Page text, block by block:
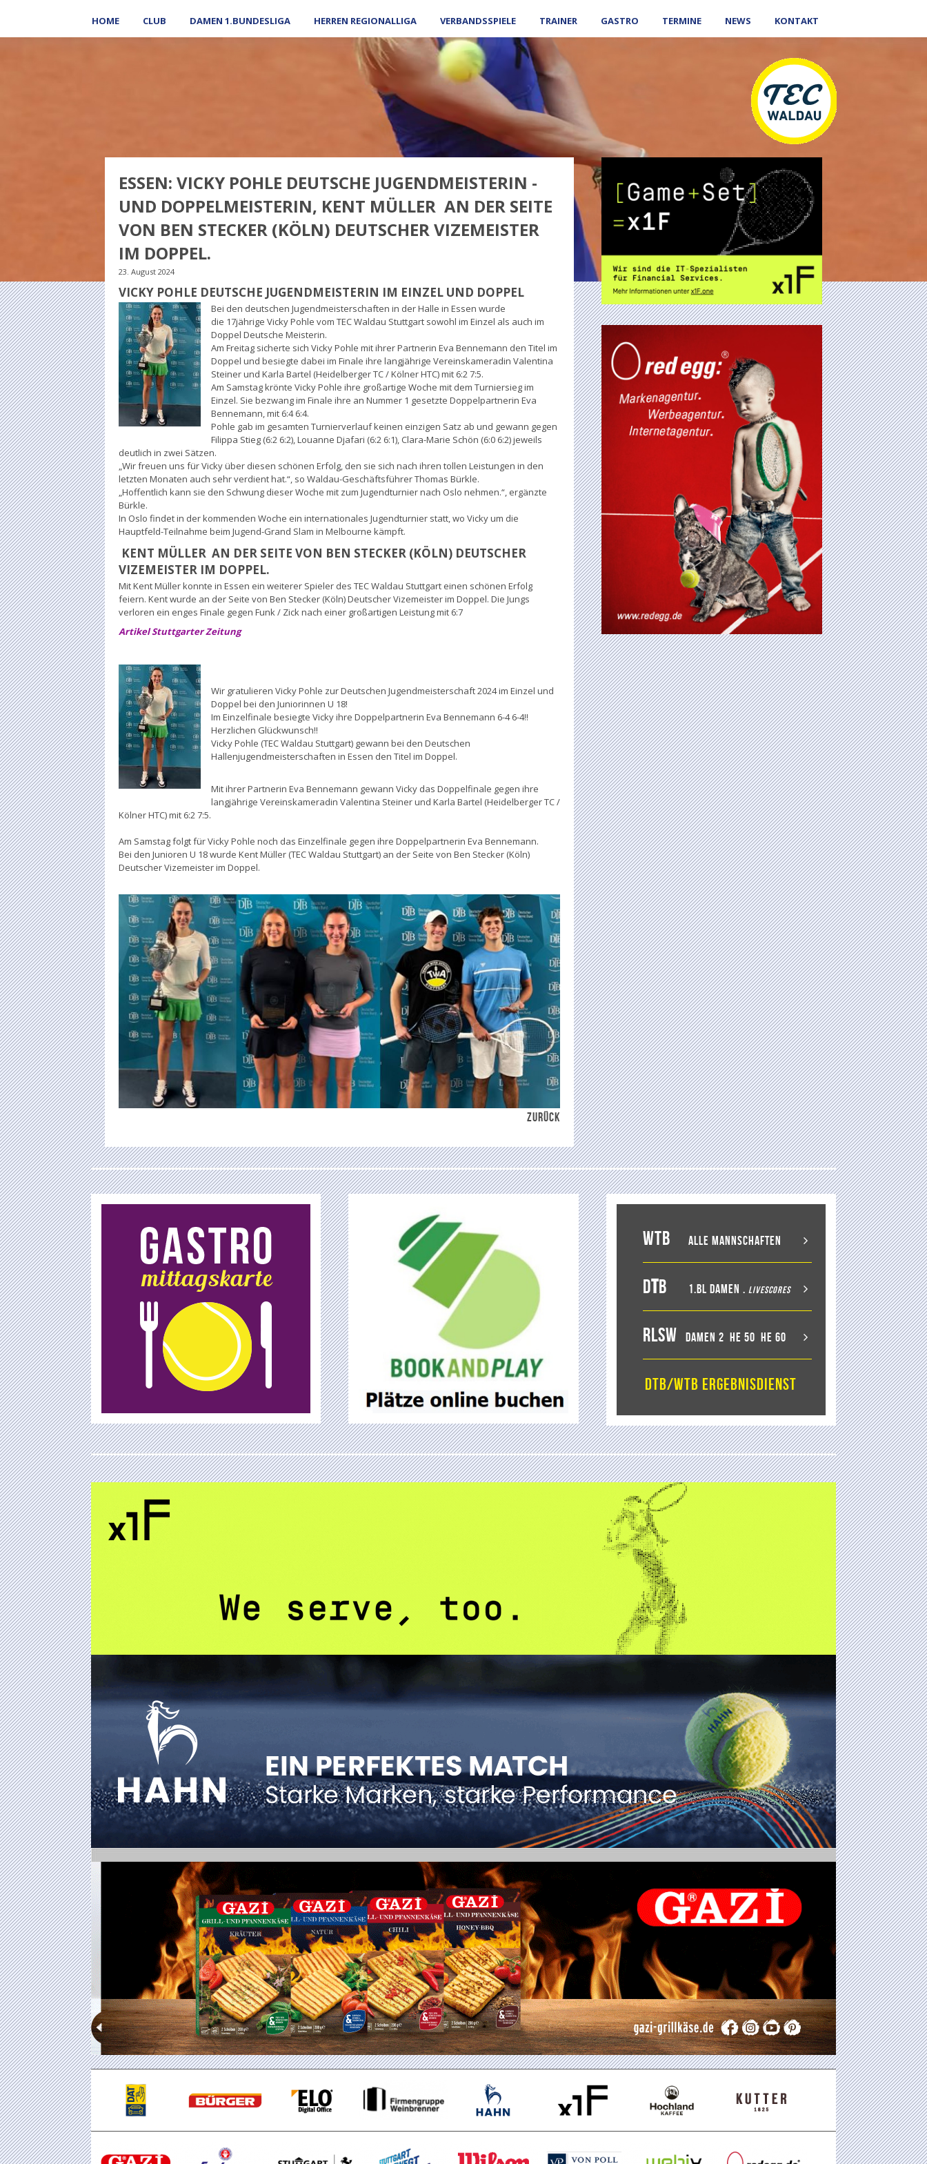
HOME CLUB DAMEN 1.BUNDESLIGA HERREN REGIONALLIGA VERBANDSSPIELE TRAINER GASTRO TERMINE NEWS KONTAKT
ESSEN: VICKY POHLE DEUTSCHE JUGENDMEISTERIN -
UND DOPPELMEISTERIN, KENT MÜLLER AN DER SEITE
VON BEN STECKER (KÖLN) DEUTSCHER VIZEMEISTER
IM DOPPEL.
23. August 2024
VICKY POHLE DEUTSCHE JUGENDMEISTERIN IM EINZEL UND DOPPEL
Bei den deutschen Jugendmeisterschaften in der Halle in Essen wurde
die 17jährige Vicky Pohle vom TEC Waldau Stuttgart sowohl im Einzel als auch im
Doppel Deutsche Meisterin.
Am Freitag sicherte sich Vicky Pohle mit ihrer Partnerin Eva Bennemann den Titel im
Doppel und besiegte dabei im Finale ihre langjährige Vereinskameradin Valentina
Steiner und Karla Bartel (Heidelberger TC / Kölner HTC) mit 6:2 7:5.
Am Samstag krönte Vicky Pohle ihre großartige Woche mit dem Turniersieg im
Einzel. Sie bezwang im Finale ihre an Nummer 1 gesetzte Doppelpartnerin Eva
Bennemann, mit 6:4 6:4.
Pohle gab im gesamten Turnierverlauf keinen einzigen Satz ab und gewann gegen
Filippa Stieg (6:2 6:2), Louanne Djafari (6:2 6:1), Clara-Marie Schön (6:0 6:2) jeweils
deutlich in zwei Sätzen.
„Wir freuen uns für Vicky über diesen schönen Erfolg, den sie sich nach ihren tollen Leistungen in den
letzten Monaten auch sehr verdient hat.“, so Waldau-Geschäftsführer Thomas Bürkle.
„Hoffentlich kann sie den Schwung dieser Woche mit zum Jugendturnier nach Oslo nehmen.“, ergänzte
Bürkle.
In Oslo findet in der kommenden Woche ein internationales Jugendturnier statt, wo Vicky um die
Hauptfeld-Teilnahme beim Jugend-Grand Slam in Melbourne kämpft.
KENT MÜLLER AN DER SEITE VON BEN STECKER (KÖLN) DEUTSCHER
VIZEMEISTER IM DOPPEL.
Mit Kent Müller konnte in Essen ein weiterer Spieler des TEC Waldau Stuttgart einen schönen Erfolg
feiern. Kent wurde an der Seite von Ben Stecker (Köln) Deutscher Vizemeister im Doppel. Die Jungs
verloren ein enges Finale gegen Funk / Zick nach einer großartigen Leistung mit 6:7
Artikel Stuttgarter Zeitung
Wir gratulieren Vicky Pohle zur Deutschen Jugendmeisterschaft 2024 im Einzel und
Doppel bei den Juniorinnen U 18!
Im Einzelfinale besiegte Vicky ihre Doppelpartnerin Eva Bennemann 6-4 6-4!!
Herzlichen Glückwunsch!!
Vicky Pohle (TEC Waldau Stuttgart) gewann bei den Deutschen
Hallenjugendmeisterschaften in Essen den Titel im Doppel.
Mit ihrer Partnerin Eva Bennemann gewann Vicky das Doppelfinale gegen ihre
langjährige Vereinskameradin Valentina Steiner und Karla Bartel (Heidelberger TC /
Kölner HTC) mit 6:2 7:5.
Am Samstag folgt für Vicky Pohle noch das Einzelfinale gegen ihre Doppelpartnerin Eva Bennemann.
Bei den Junioren U 18 wurde Kent Müller (TEC Waldau Stuttgart) an der Seite von Ben Stecker (Köln)
Deutscher Vizemeister im Doppel.
ZURÜCK
WTB Alle Mannschaften
DTB 1.BL Damen . LiveScores
RLSW Damen 2 He 50 He 60
DTB/WTB Ergebnisdienst